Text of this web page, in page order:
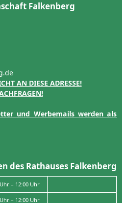
Falkenberg
AN DIESE ADRESSE!
und Werbemails werden als
des Rathauses Falkenberg
– 12:00 Uhr
– 12:00 Uhr